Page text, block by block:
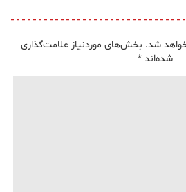
شد. بخش‌های موردنیاز علامت‌گذاری
شده‌اند*